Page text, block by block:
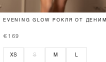
EVENING GLOW РОКЛЯ ОТ ДЕНИМ
€169
XS S M